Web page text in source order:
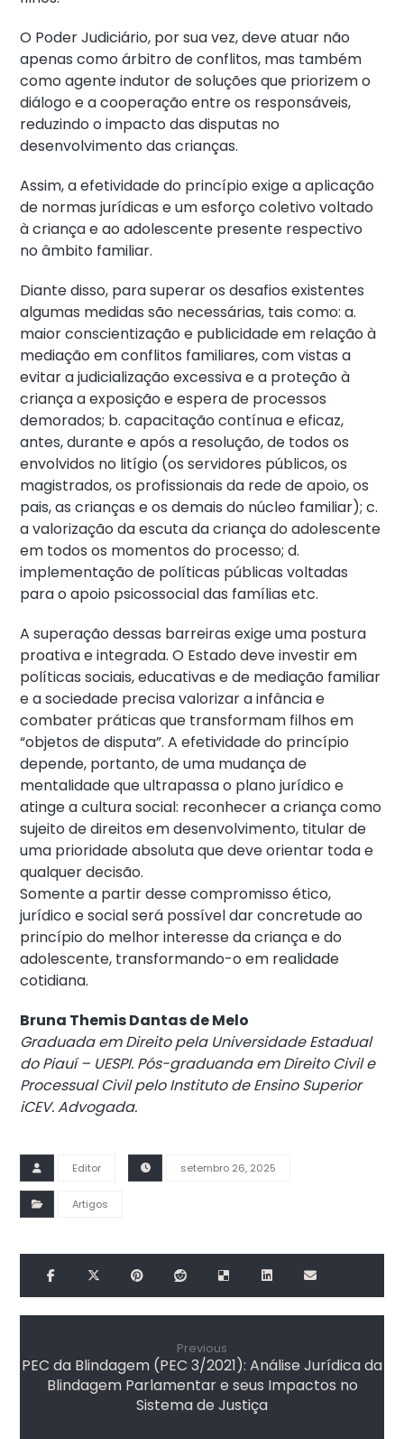
O Poder Judiciário, por sua vez, deve atuar não
apenas como árbitro de conflitos, mas também
como agente indutor de soluções que priorizem o
diálogo e a cooperação entre os responsáveis,
reduzindo o impacto das disputas no
desenvolvimento das crianças.
Assim, a efetividade do princípio exige a aplicação
de normas jurídicas e um esforço coletivo voltado
à criança e ao adolescente presente respectivo
no âmbito familiar.
Diante disso, para superar os desafios existentes
algumas medidas são necessárias, tais como: a.
maior conscientização e publicidade em relação à
mediação em conflitos familiares, com vistas a
evitar a judicialização excessiva e a proteção à
criança a exposição e espera de processos
demorados; b. capacitação contínua e eficaz,
antes, durante e após a resolução, de todos os
envolvidos no litígio (os servidores públicos, os
magistrados, os profissionais da rede de apoio, os
pais, as crianças e os demais do núcleo familiar); c.
a valorização da escuta da criança do adolescente
em todos os momentos do processo; d.
implementação de políticas públicas voltadas
para o apoio psicossocial das famílias etc.
A superação dessas barreiras exige uma postura
proativa e integrada. O Estado deve investir em
políticas sociais, educativas e de mediação familiar
e a sociedade precisa valorizar a infância e
combater práticas que transformam filhos em
“objetos de disputa”. A efetividade do princípio
depende, portanto, de uma mudança de
mentalidade que ultrapassa o plano jurídico e
atinge a cultura social: reconhecer a criança como
sujeito de direitos em desenvolvimento, titular de
uma prioridade absoluta que deve orientar toda e
qualquer decisão.
Somente a partir desse compromisso ético,
jurídico e social será possível dar concretude ao
princípio do melhor interesse da criança e do
adolescente, transformando-o em realidade
cotidiana.
Bruna Themis Dantas de Melo
Graduada em Direito pela Universidade Estadual
do Piauí – UESPI. Pós-graduanda em Direito Civil e
Processual Civil pelo Instituto de Ensino Superior
iCEV. Advogada.
Editor setembro 26, 2025
Artigos
Previous
PEC da Blindagem (PEC 3/2021): Análise Jurídica da
Blindagem Parlamentar e seus Impactos no
Sistema de Justiça